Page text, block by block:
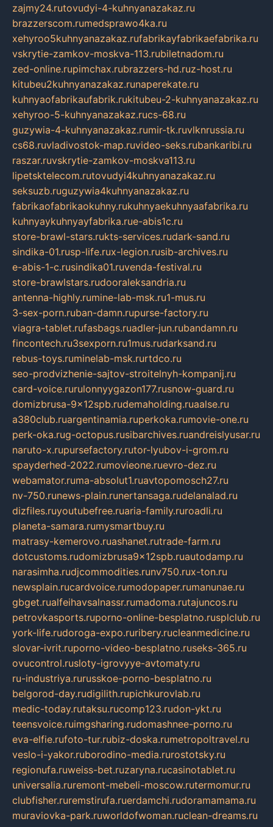
zajmy24.rutovudyi-4-kuhnyanazakaz.ru
brazzerscom.rumedsprawo4ka.ru
xehyroo5kuhnyanazakaz.rufabrikayfabrikaefabrika.ru
vskrytie-zamkov-moskva-113.rubiletnadom.ru
zed-online.rupimchax.rubrazzers-hd.ruz-host.ru
kitubeu2kuhnyanazakaz.runaperekate.ru
kuhnyaofabrikaufabrik.rukitubeu-2-kuhnyanazakaz.ru
xehyroo-5-kuhnyanazakaz.rucs-68.ru
guzywia-4-kuhnyanazakaz.rumir-tk.ruvlknrussia.ru
cs68.ruvladivostok-map.ruvideo-seks.rubankaribi.ru
raszar.ruvskrytie-zamkov-moskva113.ru
lipetsktelecom.rutovudyi4kuhnyanazakaz.ru
seksuzb.ruguzywia4kuhnyanazakaz.ru
fabrikaofabrikaokuhny.rukuhnyaekuhnyaafabrika.ru
kuhnyaykuhnyayfabrika.rue-abis1c.ru
store-brawl-stars.rukts-services.rudark-sand.ru
sindika-01.rusp-life.rux-legion.rusib-archives.ru
e-abis-1-c.rusindika01.ruvenda-festival.ru
store-brawlstars.rudooraleksandria.ru
antenna-highly.rumine-lab-msk.ru1-mus.ru
3-sex-porn.ruban-damn.rupurse-factory.ru
viagra-tablet.rufasbags.ruadler-jun.rubandamn.ru
fincontech.ru3sexporn.ru1mus.rudarksand.ru
rebus-toys.ruminelab-msk.rurtdco.ru
seo-prodvizhenie-sajtov-stroitelnyh-kompanij.ru
card-voice.rurulonnyygazon177.rusnow-guard.ru
domizbrusa-9x12spb.rudemaholding.ruaalse.ru
a380club.ruargentinamia.ruperkoka.rumovie-one.ru
perk-oka.rug-octopus.rusibarchives.ruandreislyusar.ru
naruto-x.rupursefactory.rutor-lyubov-i-grom.ru
spayderhed-2022.rumovieone.ruevro-dez.ru
webamator.ruma-absolut1.ruavtopomosch27.ru
nv-750.runews-plain.runertansaga.rudelanalad.ru
dizfiles.ruyoutubefree.ruaria-family.ruroadli.ru
planeta-samara.rumysmartbuy.ru
matrasy-kemerovo.ruashanet.rutrade-farm.ru
dotcustoms.rudomizbrusa9x12spb.ruautodamp.ru
narasimha.rudjcommodities.runv750.rux-ton.ru
newsplain.rucardvoice.rumodopaper.rumanunae.ru
gbget.rualfeihavsalnassr.rumadoma.rutajuncos.ru
petrovkasports.ruporno-online-besplatno.rusplclub.ru
york-life.rudoroga-expo.ruribery.rucleanmedicine.ru
slovar-ivrit.ruporno-video-besplatno.ruseks-365.ru
ovucontrol.rusloty-igrovyye-avtomaty.ru
ru-industriya.rurusskoe-porno-besplatno.ru
belgorod-day.rudigilith.rupichkurovlab.ru
medic-today.rutaksu.rucomp123.rudon-ykt.ru
teensvoice.ruimgsharing.rudomashnee-porno.ru
eva-elfie.rufoto-tur.rubiz-doska.rumetropoltravel.ru
veslo-i-yakor.ruborodino-media.rurostotsky.ru
regionufa.ruweiss-bet.ruzaryna.rucasinotablet.ru
universalia.ruremont-mebeli-moscow.rutermomur.ru
clubfisher.ruremstirufa.ruerdamchi.rudoramamama.ru
muraviovka-park.ruworldofwoman.ruclean-dreams.ru